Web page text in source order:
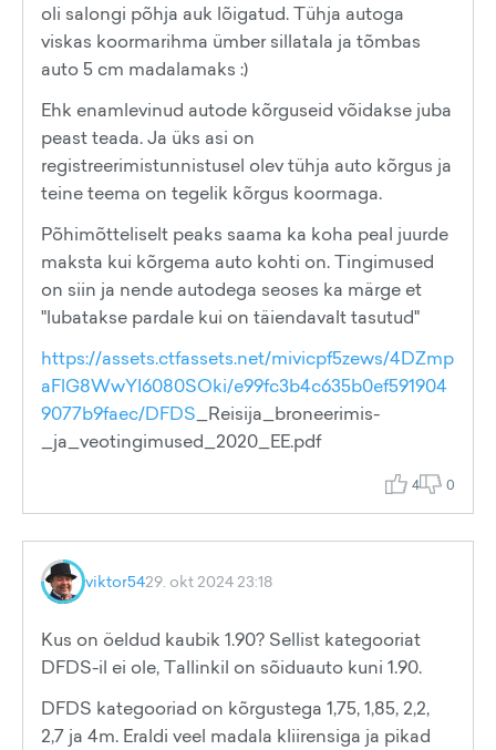
oli salongi põhja auk lõigatud. Tühja autoga
viskas koormarihma ümber sillatala ja tõmbas
auto 5 cm madalamaks :)
Ehk enamlevinud autode kõrguseid võidakse juba
peast teada. Ja üks asi on
registreerimistunnistusel olev tühja auto kõrgus ja
teine teema on tegelik kõrgus koormaga.
Põhimõtteliselt peaks saama ka koha peal juurde
maksta kui kõrgema auto kohti on. Tingimused
on siin ja nende autodega seoses ka märge et
"lubatakse pardale kui on täiendavalt tasutud"
https://assets.ctfassets.net/mivicpf5zews/4DZmp
aFlG8WwYI6080SOki/e99fc3b4c635b0ef591904
9077b9faec/DFDS _Reisija_broneerimis-
_ja_veotingimused_2020_EE.pdf
4 0
viktor5429. okt 2024 23:18
Kus on öeldud kaubik 1.90? Sellist kategooriat
DFDS-il ei ole, Tallinkil on sõiduauto kuni 1.90.
DFDS kategooriad on kõrgustega 1,75, 1,85, 2,2,
2,7 ja 4m. Eraldi veel madala kliirensiga ja pikad